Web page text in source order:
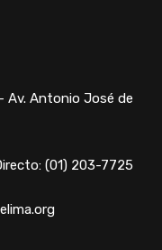
Av. Antonio José de
(01) 203-7725